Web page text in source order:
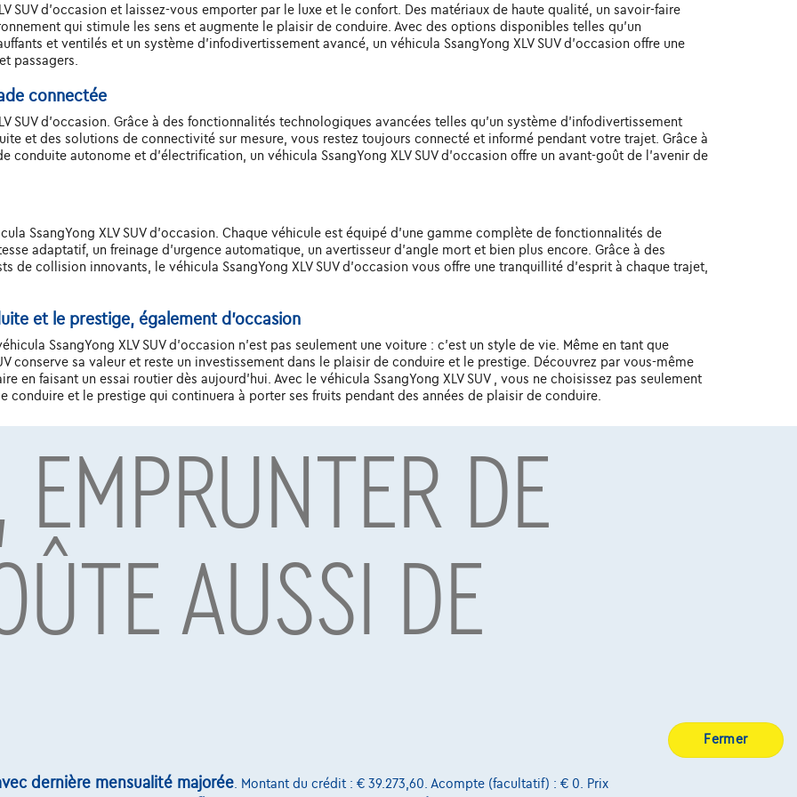
SUV d'occasion et laissez-vous emporter par le luxe et le confort. Des matériaux de haute qualité, un savoir-faire
qui stimule les sens et augmente le plaisir de conduire. Avec des options disponibles telles qu'un
et ventilés et un système d'infodivertissement avancé, un véhicula SsangYong XLV SUV d'occasion offre une
passagers.
connectée
SUV d'occasion. Grâce à des fonctionnalités technologiques avancées telles qu'un système d'infodivertissement
et des solutions de connectivité sur mesure, vous restez toujours connecté et informé pendant votre trajet. Grâce à
conduite autonome et d'électrification, un véhicula SsangYong XLV SUV d'occasion offre un avant-goût de l'avenir de
SsangYong XLV SUV d'occasion. Chaque véhicule est équipé d'une gamme complète de fonctionnalités de
adaptatif, un freinage d'urgence automatique, un avertisseur d'angle mort et bien plus encore. Grâce à des
de collision innovants, le véhicula SsangYong XLV SUV d'occasion vous offre une tranquillité d'esprit à chaque trajet,
et le prestige, également d'occasion
SsangYong XLV SUV d'occasion n'est pas seulement une voiture : c'est un style de vie. Même en tant que
conserve sa valeur et reste un investissement dans le plaisir de conduire et le prestige. Découvrez par vous-même
en faisant un essai routier dès aujourd'hui. Avec le véhicula SsangYong XLV SUV , vous ne choisissez pas seulement
conduire et le prestige qui continuera à porter ses fruits pendant des années de plaisir de conduire.
Alpha Credit s.a., prêteur, Montagne du Parc 8/3, 1000 Bruxelles, TVA BE 0445.781.316, RPM Bruxelles. Adverteerder: TCS
II 4, B12, 1000 Brussel, BTW BE 1003.765.106, BE93 0019 6639 0767, RPM Brussel.
Découvrez toute la gamme SsangYong XLV
DE
AUSSI DE
dernière mensualité majorée . Montant du crédit : € 39.273,60. Acompte (facultatif) : € 0. Prix
Fermer